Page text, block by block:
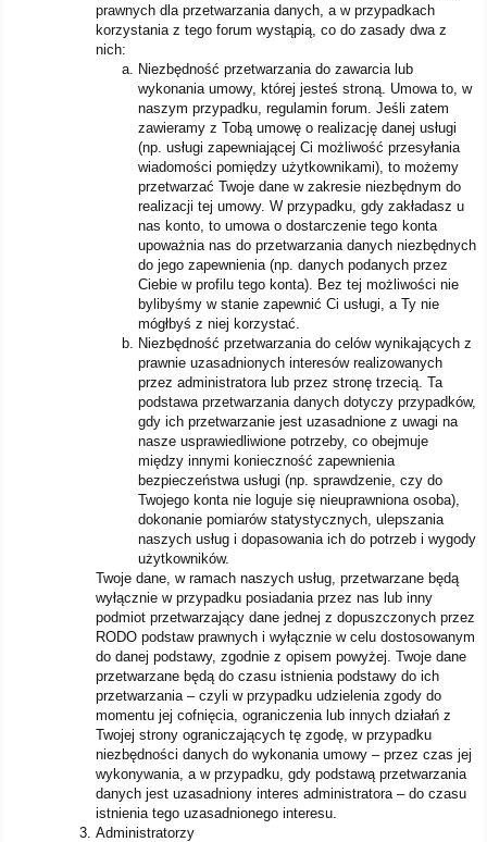
prawnych dla przetwarzania danych, a w przypadkach
korzystania z tego forum wystąpią, co do zasady dwa z
nich:
Niezbędność przetwarzania do zawarcia lub
wykonania umowy, której jesteś stroną. Umowa to, w
naszym przypadku, regulamin forum. Jeśli zatem
zawieramy z Tobą umowę o realizację danej usługi
(np. usługi zapewniającej Ci możliwość przesyłania
wiadomości pomiędzy użytkownikami), to możemy
przetwarzać Twoje dane w zakresie niezbędnym do
realizacji tej umowy. W przypadku, gdy zakładasz u
nas konto, to umowa o dostarczenie tego konta
upoważnia nas do przetwarzania danych niezbędnych
do jego zapewnienia (np. danych podanych przez
Ciebie w profilu tego konta). Bez tej możliwości nie
bylibyśmy w stanie zapewnić Ci usługi, a Ty nie
mógłbyś z niej korzystać.
Niezbędność przetwarzania do celów wynikających z
prawnie uzasadnionych interesów realizowanych
przez administratora lub przez stronę trzecią. Ta
podstawa przetwarzania danych dotyczy przypadków,
gdy ich przetwarzanie jest uzasadnione z uwagi na
nasze usprawiedliwione potrzeby, co obejmuje
między innymi konieczność zapewnienia
bezpieczeństwa usługi (np. sprawdzenie, czy do
Twojego konta nie loguje się nieuprawniona osoba),
dokonanie pomiarów statystycznych, ulepszania
naszych usług i dopasowania ich do potrzeb i wygody
użytkowników.
Twoje dane, w ramach naszych usług, przetwarzane będą
wyłącznie w przypadku posiadania przez nas lub inny
podmiot przetwarzający dane jednej z dopuszczonych przez
RODO podstaw prawnych i wyłącznie w celu dostosowanym
do danej podstawy, zgodnie z opisem powyżej. Twoje dane
przetwarzane będą do czasu istnienia podstawy do ich
przetwarzania – czyli w przypadku udzielenia zgody do
momentu jej cofnięcia, ograniczenia lub innych działań z
Twojej strony ograniczających tę zgodę, w przypadku
niezbędności danych do wykonania umowy – przez czas jej
wykonywania, a w przypadku, gdy podstawą przetwarzania
danych jest uzasadniony interes administratora – do czasu
istnienia tego uzasadnionego interesu.
Administratorzy